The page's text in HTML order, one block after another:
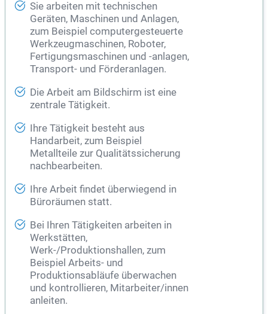
Sie arbeiten mit technischen
Geräten, Maschinen und Anlagen,
zum Beispiel computergesteuerte
Werkzeugmaschinen, Roboter,
Fertigungsmaschinen und -anlagen,
Transport- und Förderanlagen.
Die Arbeit am Bildschirm ist eine
zentrale Tätigkeit.
Ihre Tätigkeit besteht aus
Handarbeit, zum Beispiel
Metallteile zur Qualitätssicherung
nachbearbeiten.
Ihre Arbeit findet überwiegend in
Büroräumen statt.
Bei Ihren Tätigkeiten arbeiten in
Werkstätten,
Werk-/Produktionshallen, zum
Beispiel Arbeits- und
Produktionsabläufe überwachen
und kontrollieren, Mitarbeiter/innen
anleiten.